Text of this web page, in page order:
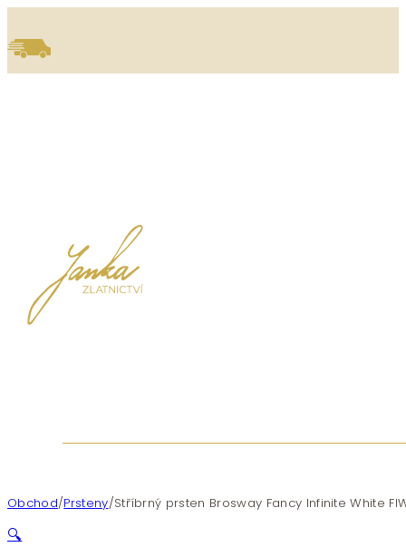
Obchod/Prsteny/Stříbrný prsten Brosway Fancy Infinite White
🔍